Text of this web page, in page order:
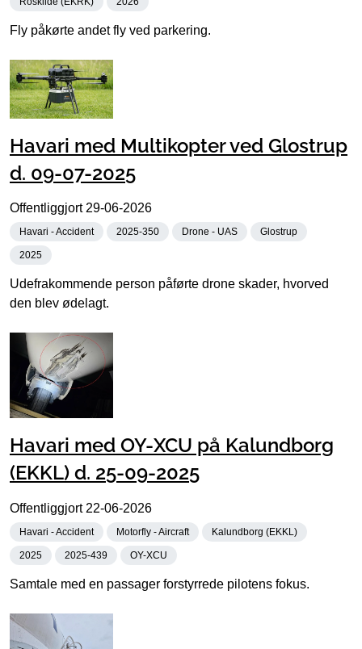
Fly påkørte andet fly ved parkering.
Havari med Multikopter ved Glostrup
d. 09-07-2025
Offentliggjort 29-06-2026
Havari - Accident 2025-350 Drone - UAS Glostrup
2025
Udefrakommende person påførte drone skader, hvorved
den blev ødelagt.
Havari med OY-XCU på Kalundborg
(EKKL) d. 25-09-2025
Offentliggjort 22-06-2026
Havari - Accident Motorfly - Aircraft Kalundborg (EKKL)
2025 2025-439 OY-XCU
Samtale med en passager forstyrrede pilotens fokus.